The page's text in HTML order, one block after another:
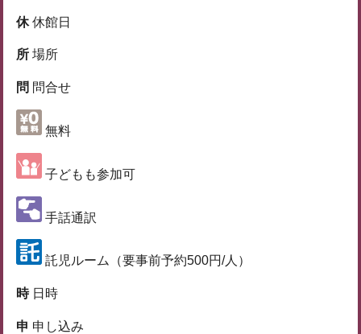
休休館日
所 場所
問 問合せ
無料
子どもも参加可
手話通訳
託児ルーム（要事前予約500円/人）
時 日時
申 申し込み